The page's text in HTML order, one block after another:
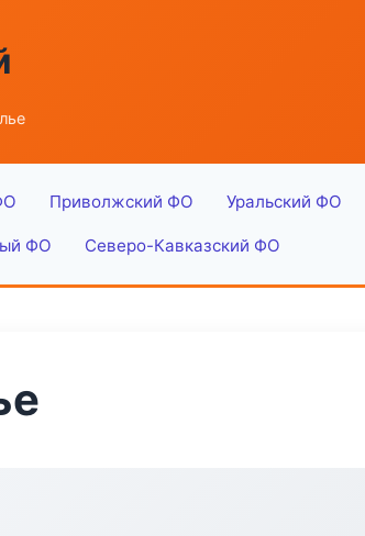
Приволжский ФО Уральский ФО
ФО Северо-Кавказский ФО